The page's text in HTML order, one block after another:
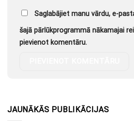
Saglabājiet manu vārdu, e-
šajā pārlūkprogrammā nākamajai
pievienot komentāru.
JAUNĀKĀS PUBLIKĀCIJAS